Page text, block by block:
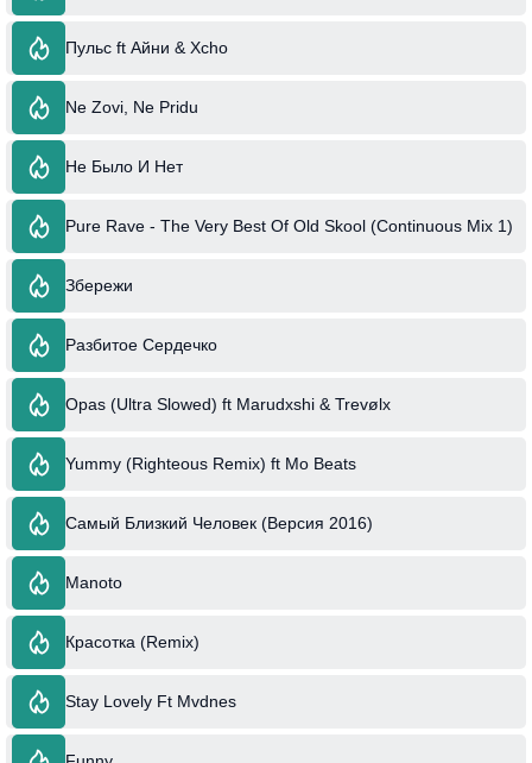
Пульс ft Айни & Xcho
Ne Zovi, Ne Pridu
Не Было И Нет
Pure Rave - The Very Best Of Old Skool (Continuous Mix 1)
Збережи
Разбитое Сердечко
Opas (Ultra Slowed) ft Marudxshi & Trevølx
Yummy (Righteous Remix) ft Mo Beats
Самый Близкий Человек (Версия 2016)
Manoto
Красотка (Remix)
Stay Lovely Ft Mvdnes